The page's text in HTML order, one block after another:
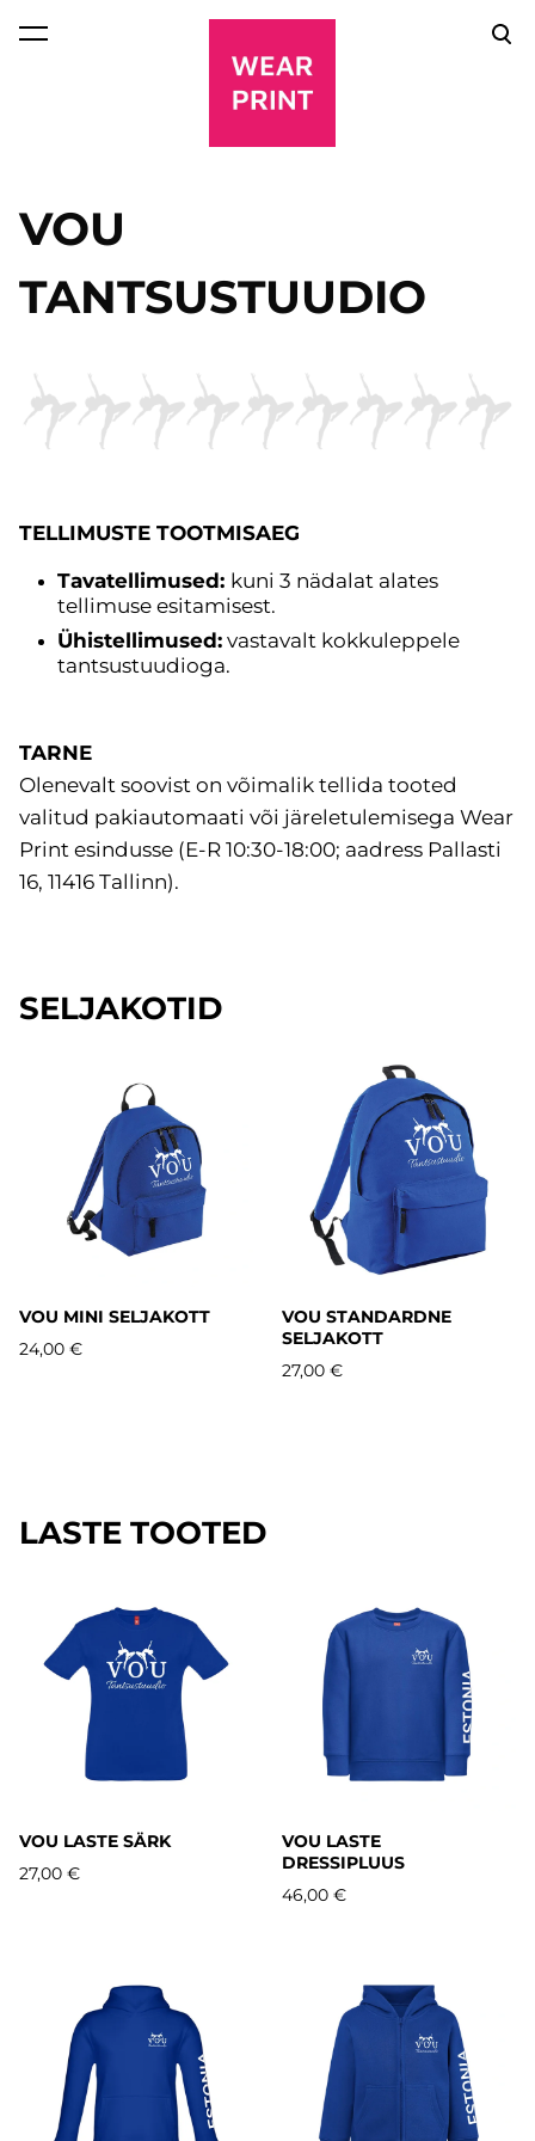
lisati ostukorvi.
VOU
TANTSUSTUUDIO
TELLIMUSTE TOOTMISAEG
Tavatellimused: kuni 3 nädalat alates
tellimuse esitamisest.
Ühistellimused: vastavalt kokkuleppele
tantsustuudioga.
TARNE
Olenevalt soovist on võimalik tellida tooted
valitud pakiautomaati või järeletulemisega Wear
Print esindusse (E-R 10:30-18:00; aadress Pallasti
16, 11416 Tallinn).
SELJAKOTID
VOU MINI SELJAKOTT
24,00 €
VOU STANDARDNE
SELJAKOTT
27,00 €
LASTE TOOTED
VOU LASTE SÄRK
27,00 €
VOU LASTE
DRESSIPLUUS
46,00 €